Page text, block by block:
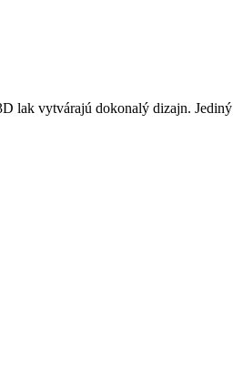
vytvárajú dokonalý dizajn.